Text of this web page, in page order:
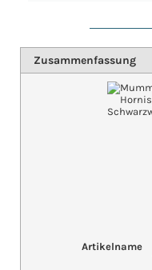
Zusammenfassung
Artikelname